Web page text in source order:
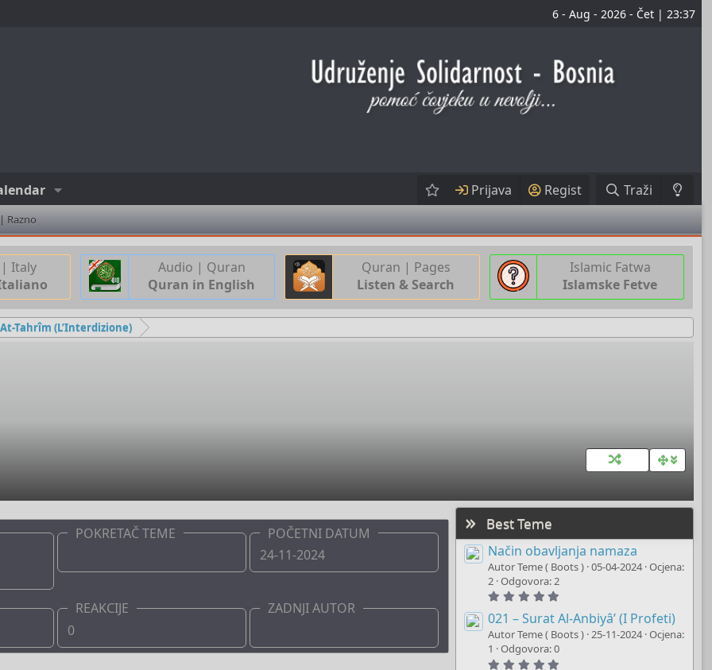
6 - Aug - 2026 - Čet | 23:37
Prijava Regist Traži
Razno
Italy
Audio | Quran
Quran in English
Quran | Pages
Listen & Search
Islamic Fatwa
Islamske Fetve
At-Tahrîm (L’Interdizione)
POKRETAČ TEME
POČETNI DATUM
24-11-2024
REAKCIJE
0
ZADNJI AUTOR
Best Teme
Način obavljanja namaza
Autor Teme ( Boots ) 05-04-2024 Ocjena:
2 Odgovora: 2
0
0
s
021 – Surat Al-Anbiyâ’ (I Profeti)
Autor Teme ( Boots ) 25-11-2024 Ocjena:
1
Odgovora: 0